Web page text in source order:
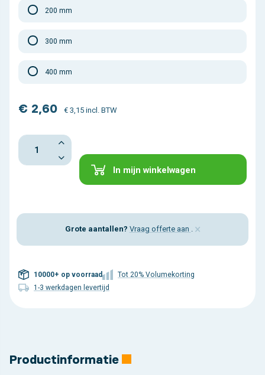
200 mm
300 mm
400 mm
€ 2,60 € 3,15 incl. BTW
In mijn winkelwagen
Grote aantallen? Vraag offerte aan . ×
10000+ op voorraad
Tot 20% Volumekorting
1-3 werkdagen levertijd
Productinformatie